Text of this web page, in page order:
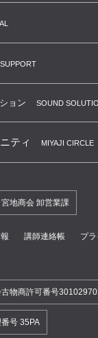
SUPPORT
ョン SOUND
ティ MIYAJI CIRCLE
地商会 卸営業課
講師連絡帳 プ
物商許可番号
号 35PA